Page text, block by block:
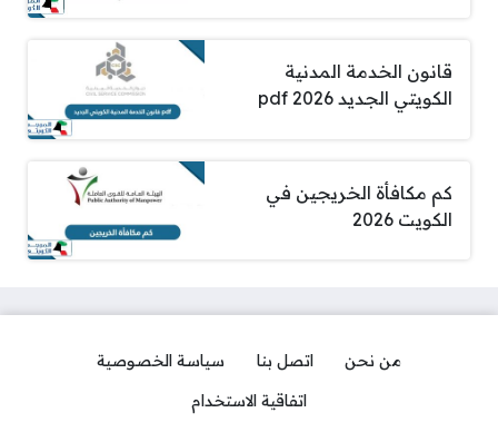
قانون الخدمة المدنية
الكويتي الجديد pdf 2026
كم مكافأة الخريجين في
الكويت 2026
من نحن اتصل بنا
سياسة الخصوصية
اتفاقية الاستخدام